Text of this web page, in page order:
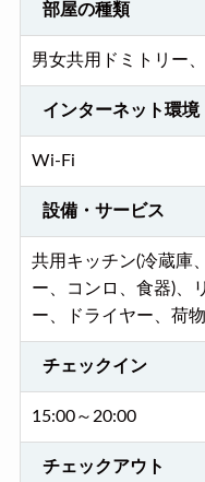
部屋の種類
男女共用ドミトリー
インターネット環境
Wi-Fi
設備・サービス
共用キッチン(冷蔵庫
ー、コンロ、食器)、
ー、ドライヤー、荷
チェックイン
15:00～20:00
チェックアウト